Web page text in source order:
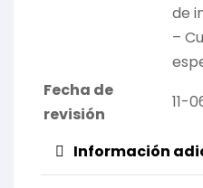
de
–
Fecha de
revisión
11-
Información